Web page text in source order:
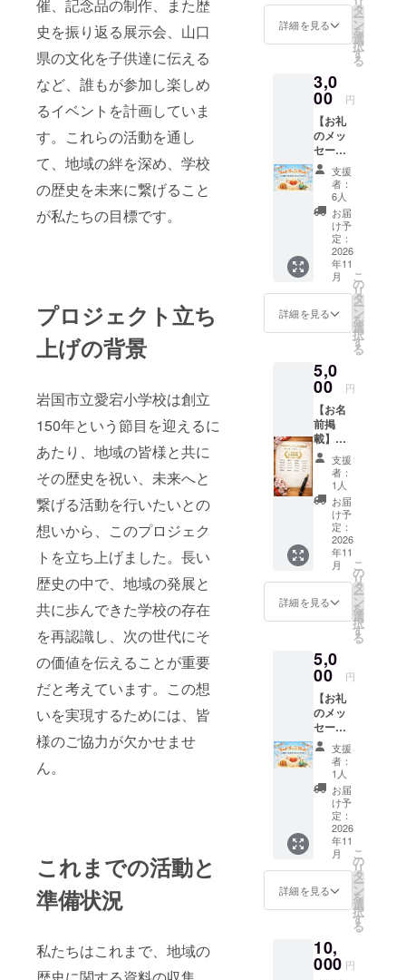
催、記念品の制作、また歴
史を振り返る展示会、山口
県の文化を子供達に伝える
など、誰もが参加し楽しめ
るイベントを計画していま
す。これらの活動を通し
て、地域の絆を深め、学校
の歴史を未来に繋げること
が私たちの目標です。
プロジェクト立ち
上げの背景
岩国市立愛宕小学校は創立
150年という節目を迎えるに
あたり、地域の皆様と共に
その歴史を祝い、未来へと
繋げる活動を行いたいとの
想いから、このプロジェク
トを立ち上げました。長い
歴史の中で、地域の発展と
共に歩んできた学校の存在
を再認識し、次の世代にそ
の価値を伝えることが重要
だと考えています。この想
いを実現するためには、皆
様のご協力が欠かせませ
ん。
これまでの活動と
準備状況
私たちはこれまで、地域の
りしま
す。
詳細を見る
タ
ー
ン
を
選
択
す
る
3,0
00 円
【お礼
のメッ
セー
ジ】 感
謝の気
持ちを
込め
て、お
礼の
メッ
セージ
をお送
りしま
す。 ※
こちら
は、
のリ
ターン
と同内
容にな
りま
す。
支援
者：
6人
お届
け予
定：
2026
年11
月
詳細を見る
こ
の
リ
タ
ー
ン
を
選
択
す
る
5,0
00 円
【お名
前掲
載】
150周年
記念冊
子に、
支援者
様のお
名前
（ニッ
クネー
ム）を
掲載し
ます。
・掲載
方法：
み、ロ
ゴ／バ
ナーの
掲載は
不可 ・
掲載サ
イズ：
小 ・支
援時、
必ず備
考欄に
希望さ
れるお
名前を
ご記入
くださ
い。 ・
て頂き
ます。
支援
者：
1人
お届
け予
定：
2026
年11
月
詳細を見る
こ
の
リ
タ
ー
ン
を
選
択
す
る
5,0
00 円
【お礼
のメッ
セー
ジ】 感
謝の気
持ちを
込め
て、お
礼の
メッ
セージ
をお送
りしま
す。 ※
こちら
は、
のリ
ターン
と同内
支援
者：
1人
お届
け予
定：
2026
年11
月
詳細を見る
こ
の
リ
タ
ー
ン
を
選
択
す
る
10,
000 円